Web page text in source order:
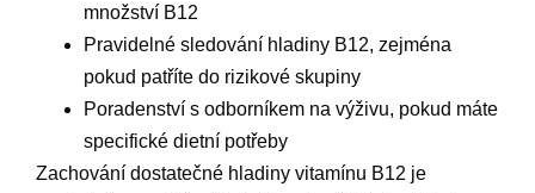
množství B12
Pravidelné sledování hladiny B12, zejména
pokud patříte do rizikové skupiny
Poradenství s odborníkem na výživu, pokud máte
specifické dietní potřeby
Zachování dostatečné hladiny vitamínu B12 je